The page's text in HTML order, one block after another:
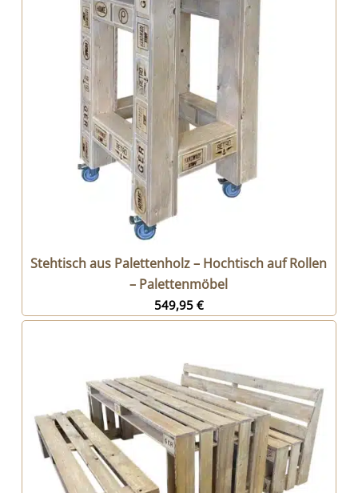
Stehtisch aus Palettenholz – Hochtisch auf Rollen
– Palettenmöbel
549,95 €